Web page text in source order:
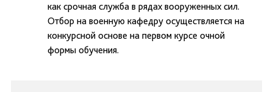
как срочная служба в рядах вооруженных сил.
Отбор на военную кафедру осуществляется на
конкурсной основе на первом курсе очной
формы обучения.